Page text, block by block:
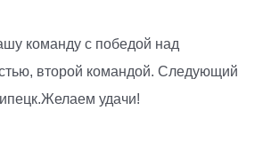
команду с победой над
второй командой. Следующий
удачи!